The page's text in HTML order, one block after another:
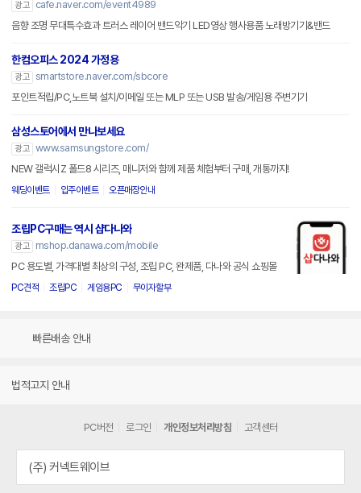
광고
cafe.naver.com/event4989
음향 조명 무대특수효과 트러스 레이어 밴드악기 LED영상 행사용품 노래방기기&밴드
한컴오피스 2024 가정용
광고 smartstore.naver.com/sbcore
포인트적립/PC,노트북 설치/이메일 또는 MLP 또는 USB 발송/게임용 주변기기
삼성스토어에서 만나보세요
광고 www.samsungstore.com/
NEW 갤럭시Z 폴드8 시리즈, 매니저와 함께 제품 체험부터 구매, 개통까지!
웨딩이벤트 입주이벤트 오픈매장안내
조립PC구매는 역시 샵다나와
광고
mshop.danawa.com/mobile
PC 용도별, 가격대별 최상의 구성, 조립 PC, 완제품, 다나와 공식 쇼핑몰
PC견적 조립PC 게임용PC 무이자할부
빠른배송 안내
법적고지 안내
PC버전 로그인 개인정보처리방침 고객센터
(주) 커넥트웨이브